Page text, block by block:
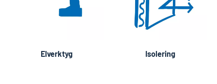
Elverktyg Isolering